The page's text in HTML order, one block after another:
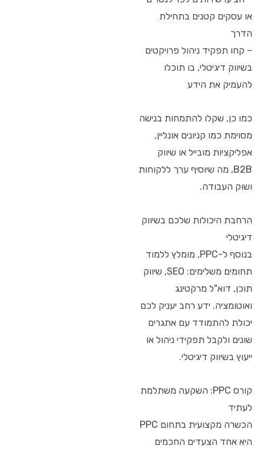
או עסקים קטנים בתחילת
הדרך
– קחו תפקיד ניהול פרויקטים
בשיווק דיגיטלי, בו תוכלו
להעמיק את הידע
כמו כן, שקלו להתמחות בנישה
מסוימת כמו קניונים אונליין,
אפליקציות מובייל או שיווק
B2B, מה שיוסיף ערך ללקוחות
ושוק העבודה.
הרחבת היכולות שלכם בשיווק
דיגיטלי
בנוסף ל-PPC, מומלץ ללמוד
תחומים משלימים: SEO, שיווק
תוכן, דוא"ל מרקטינג
ואוטומציה. ידע רחב יעניק לכם
יכולת להתמודד עם אתגרים
שונים ולקבל תפקידי ניהול או
ייעוץ בשיווק דיגיטלי.
קורס PPC: השקעה משתלמת
לעתיד
הכשרה מקצועית בתחום PPC
היא אחד הצעדים החכמים